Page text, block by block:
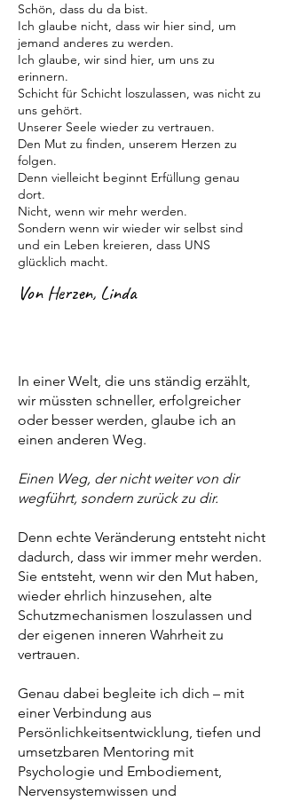
Schön, dass du da bist.
Ich glaube nicht, dass wir hier sind, um
jemand anderes zu werden.
Ich glaube, wir sind hier, um uns zu
erinnern.
Schicht für Schicht loszulassen, was nicht zu
uns gehört.
Unserer Seele wieder zu vertrauen.
Den Mut zu finden, unserem Herzen zu
folgen.
Denn vielleicht beginnt Erfüllung genau
dort.
Nicht, wenn wir mehr werden.
Sondern wenn wir wieder wir selbst sind
und ein Leben kreieren, dass UNS
glücklich macht.
Von Herzen, Linda
In einer Welt, die uns ständig erzählt,
wir müssten schneller, erfolgreicher
oder besser werden, glaube ich an
einen anderen Weg.
Einen Weg, der nicht weiter von dir
wegführt, sondern zurück zu dir.
Denn echte Veränderung entsteht nicht
dadurch, dass wir immer mehr werden.
Sie entsteht, wenn wir den Mut haben,
wieder ehrlich hinzusehen, alte
Schutzmechanismen loszulassen und
der eigenen inneren Wahrheit zu
vertrauen.
Genau dabei begleite ich dich – mit
einer Verbindung aus
Persönlichkeitsentwicklung, tiefen und
umsetzbaren Mentoring mit
Psychologie und Embodiement,
Nervensystemwissen und